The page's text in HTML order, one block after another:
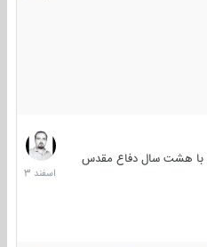
هشت سال دفاع مقدس
20
اسفند
1403